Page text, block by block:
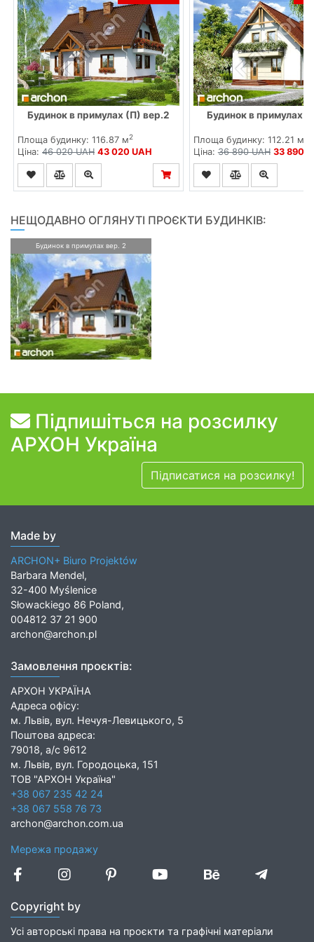
Будинок в примулах (П) вер.2
Площа будинку: 116.87 м2
Ціна: 46 020 UAH 43 020 UAH
Будинок в примулах 2
Площа будинку: 112.21 м
Ціна:36 890 UAH 33 890
НЕЩОДАВНО ОГЛЯНУТІ ПРОЄКТИ БУДИНКІВ:
Будинок в примулах вер. 2
Підпишіться на розсилку
АРХОН Україна
Підписатися на розсилку!
Made by
ARCHON+ Biuro Projektów
Barbara Mendel,
32-400 Myślenice
Słowackiego 86 Poland,
004812 37 21 900
archon@archon.pl
Замовлення проєктів:
АРХОН УКРАЇНА
Адреса офісу:
м. Львів, вул. Нечуя-Левицького, 5
Поштова адреса:
79018, а/с 9612
м. Львів, вул. Городоцька, 151
ТОВ "АРХОН Україна"
+38 067 235 42 24
+38 067 558 76 73
archon@archon.com.ua
Мережа продажу
Copyright by
Усі авторські права на проєкти та графічні матеріали